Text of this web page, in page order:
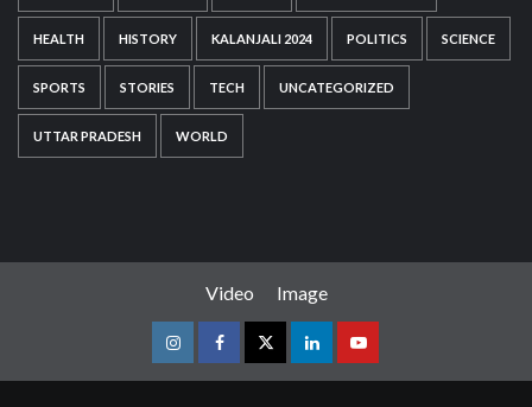
HEALTH HISTORY KALANJALI 2024 POLITICS SCIENCE
SPORTS STORIES TECH UNCATEGORIZED
UTTAR PRADESH WORLD
Video Image
InstagramFacebookTwitterLinkedinYoutube